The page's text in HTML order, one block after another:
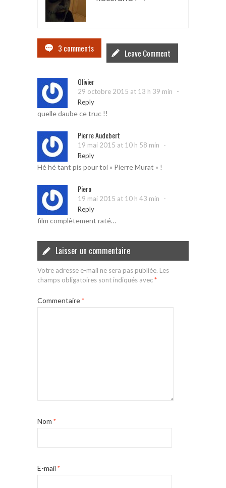
3 comments Leave Comment
Olivier
29 octobre 2015 at 13 h 39 min -
Reply
quelle daube ce truc !!
Pierre Audebert
19 mai 2015 at 10 h 58 min -
Reply
Hé hé tant pis pour toi « Pierre Murat » !
Piero
19 mai 2015 at 10 h 43 min -
Reply
film complètement raté…
Laisser un commentaire
Votre adresse e-mail ne sera pas publiée. Les
champs obligatoires sont indiqués avec*
Commentaire*
Nom *
E-mail *